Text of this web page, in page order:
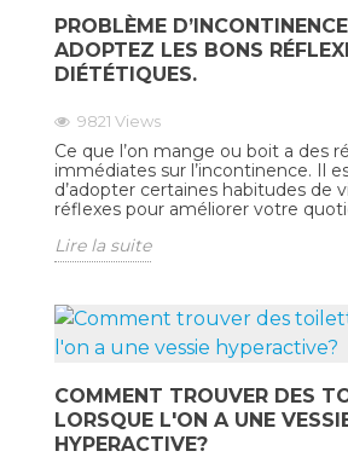
PROBLÈME
ADOPTEZ LES BONS
DIÉTÉTIQUES.
9821 Views
Ce que l’on mange ou boit a des
immédiates sur l’incontinence. Il
d’adopter certaines habitudes de
réflexes pour améliorer votre
Lire la suite
COMMENT TROUVER DES
LORSQUE L'ON A UNE
HYPERACTIVE?